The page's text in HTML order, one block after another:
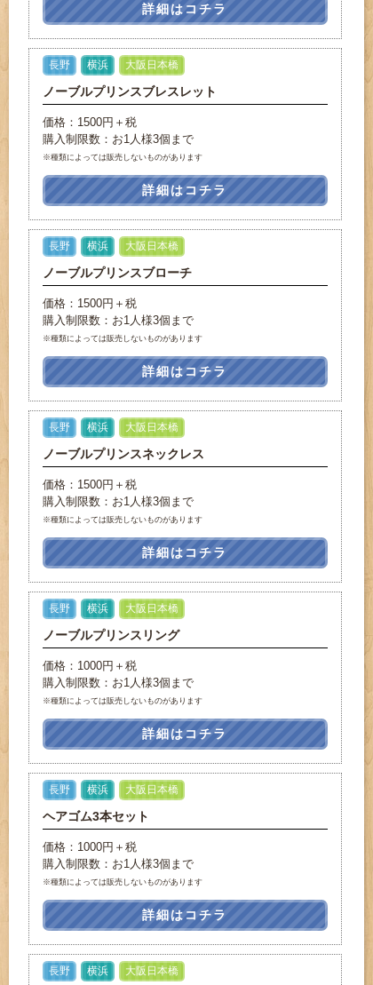
詳細はコチラ
長野 横浜 大阪日本橋
ノーブルプリンスブレスレット
価格：1500円＋税
購入制限数：お1人様3個まで
※種類によっては販売しないものがあります
詳細はコチラ
長野 横浜 大阪日本橋
ノーブルプリンスブローチ
価格：1500円＋税
購入制限数：お1人様3個まで
※種類によっては販売しないものがあります
詳細はコチラ
長野 横浜 大阪日本橋
ノーブルプリンスネックレス
価格：1500円＋税
購入制限数：お1人様3個まで
※種類によっては販売しないものがあります
詳細はコチラ
長野 横浜 大阪日本橋
ノーブルプリンスリング
価格：1000円＋税
購入制限数：お1人様3個まで
※種類によっては販売しないものがあります
詳細はコチラ
長野 横浜 大阪日本橋
ヘアゴム3本セット
価格：1000円＋税
購入制限数：お1人様3個まで
※種類によっては販売しないものがあります
詳細はコチラ
長野 横浜 大阪日本橋